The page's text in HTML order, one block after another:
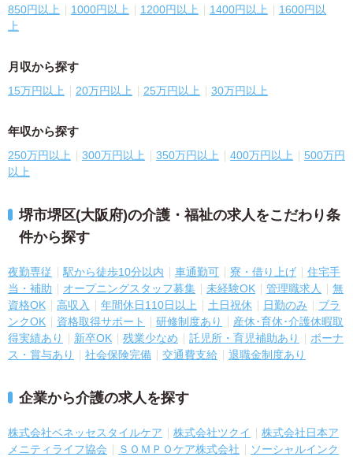
850円以上 1000円以上 1200円以上 1400円以上
1600円以
上
月収から探す
15万円以上 20万円以上 25万円以上 30万円以上
年収から探す
250万円以上 300万円以上 350万円以上 400万円以上
500万円
以上
堺市堺区(大阪府)の介護・福祉の求人をこだわり条
件から探す
夜勤専従 駅から徒歩10分以内 車通勤可 寮・借り上げ
住宅手
当・補助
オープニングスタッフ募集 未経験OK 管理職求人
無
資格OK
高収入 年間休日110日以上 土日祝休 日勤のみ
ブラ
ンクOK
資格取得サポート 研修制度あり
産休･育休･介護休暇取
得実績あり
新卒OK 残業少なめ 託児所・育児補助あり
ボーナ
ス・賞与あり
社会保険完備 交通費支給 退職金制度あり
企業から介護の求人を探す
株式会社ベネッセスタイルケア 株式会社ツクイ
株式会社日本ア
メニティライフ協会
ＳＯＭＰＯケア株式会社
ソーシャルインク